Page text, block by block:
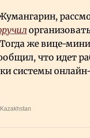
же вице-
что идет
системы